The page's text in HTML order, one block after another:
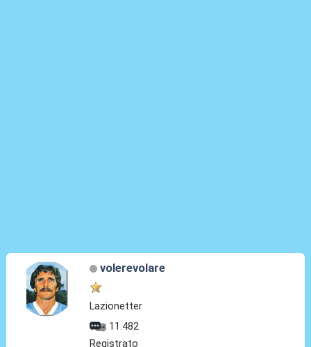
volerevolare
Lazionetter
11.482
Registrato